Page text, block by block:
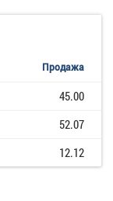
Продажа
45.00
52.07
12.12